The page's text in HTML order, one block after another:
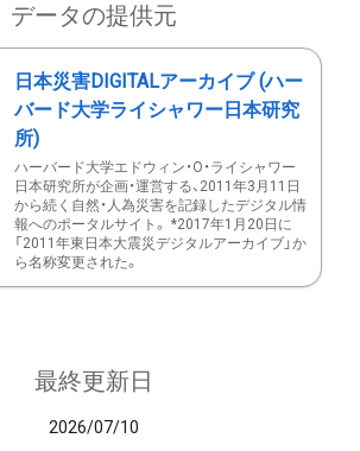
データの提供元
日本災害DIGITALアーカイブ (ハー
バード大学ライシャワー日本研究
所)
ハーバード大学エドウィン・O・ライシャワー
日本研究所が企画・運営する、2011年3月11日
から続く自然・人為災害を記録したデジタル情
報へのポータルサイト。 *2017年1月20日に
「2011年東日本大震災デジタルアーカイブ」か
ら名称変更された。
最終更新日
2026/07/10